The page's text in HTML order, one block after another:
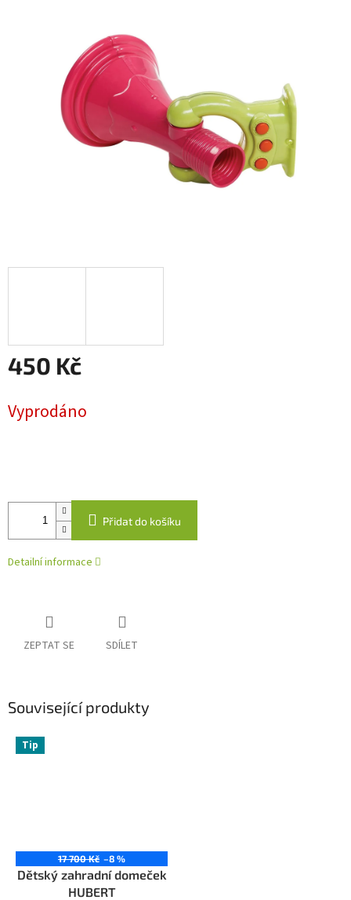
450 Kč
cena:
Vyprodáno
Přidat do košíku
Detailní informace
ZEPTAT SE SDÍLET
Související produkty
Tip
17 700 Kč –8 %
Dětský zahradní domeček
HUBERT